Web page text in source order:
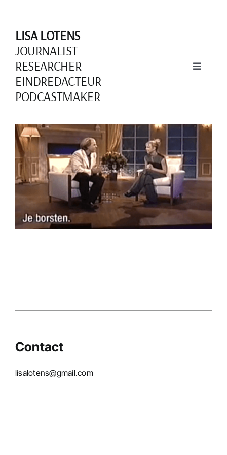
contentLISA LOTENS
JOURNALIST
RESEARCHER
EINDREDACTEUR
PODCASTMAKER
Toggle
Over mij
Schrijven
Documentaires
Podcasts
View
Larger
Image
Contact
lisalotens@gmail.com